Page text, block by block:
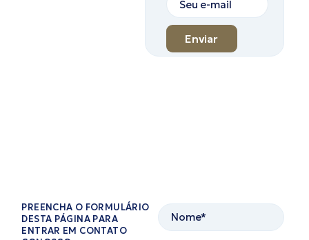
Enviar
PREENCHA O FORMULÁRIO
DESTA PÁGINA PARA
ENTRAR EM CONTATO